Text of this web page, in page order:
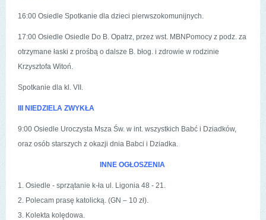
16:00 Osiedle Spotkanie dla dzieci pierwszokomunijnych.
17:00 Osiedle Osiedle Do B. Opatrz, przez wst. MBNPomocy z podz. za
otrzymane łaski z prośbą o dalsze B. błog. i zdrowie w rodzinie
Krzysztofa Witoń.
Spotkanie dla kl. VII.
III NIEDZIELA ZWYKŁA
9:00 Osiedle Uroczysta Msza Św. w int. wszystkich Babć i Dziadków,
oraz osób starszych z okazji dnia Babci i Dziadka.
INNE OGŁOSZENIA
1. Osiedle - sprzątanie k-ła ul. Ligonia 48 - 21.
2. Polecam prasę katolicką. (GN – 10 zł).
3. Kolekta kolędowa.